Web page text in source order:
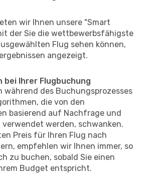
wir Ihnen unsere "Smart
der Sie die wettbewerbsfähigste
Flug sehen können,
angezeigt.
bei Ihrer Flugbuchung
während des Buchungsprozesses
die von den
basierend auf Nachfrage und
werden, schwanken.
Preis für Ihren Flug nach
empfehlen wir Ihnen immer, so
zu buchen, sobald Sie einen
Budget entspricht.